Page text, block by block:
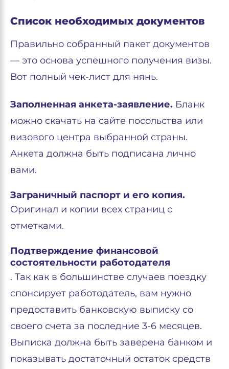
Список необходимых документов
Правильно собранный пакет документов
— это основа успешного получения визы.
Вот полный чек-лист для нянь.
Заполненная анкета-заявление. Бланк
можно скачать на сайте посольства или
визового центра выбранной страны.
Анкета должна быть подписана лично
вами.
Заграничный паспорт и его копия.
Оригинал и копии всех страниц с
отметками.
Подтверждение финансовой
состоятельности работодателя
. Так как в большинстве случаев поездку
спонсирует работодатель, вам нужно
предоставить банковскую выписку со
своего счета за последние 3-6 месяцев.
Выписка должна быть заверена банком и
показывать достаточный остаток средств